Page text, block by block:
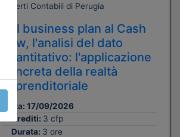
Esperti Contabili di Perugia
Dal business plan al Cash
flow, l'analisi del dato
quantitativo: l'applicazione
concreta della realtà
imprenditoriale
Data: 17/09/2026
Crediti: 3 cfp
Durata: 3 ore